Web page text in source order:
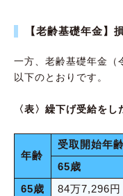
【老齢基礎年金】
一方、老齢基礎年金（
以下のとおりです。
〈表〉繰下げ受給を
年齢
受取開始年齢
65歳
65歳
84万7,296円